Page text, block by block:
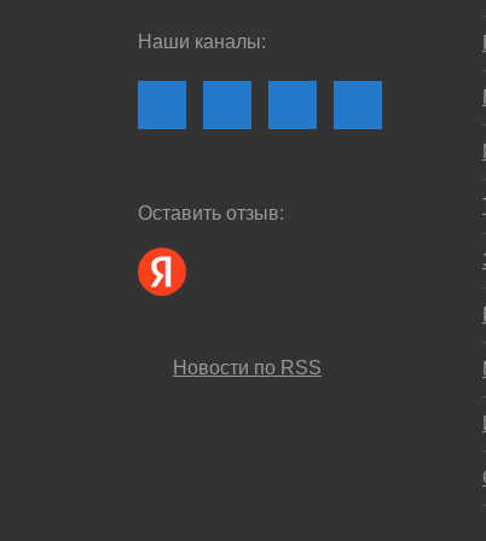
Наши каналы:
Оставить отзыв:
Новости по RSS